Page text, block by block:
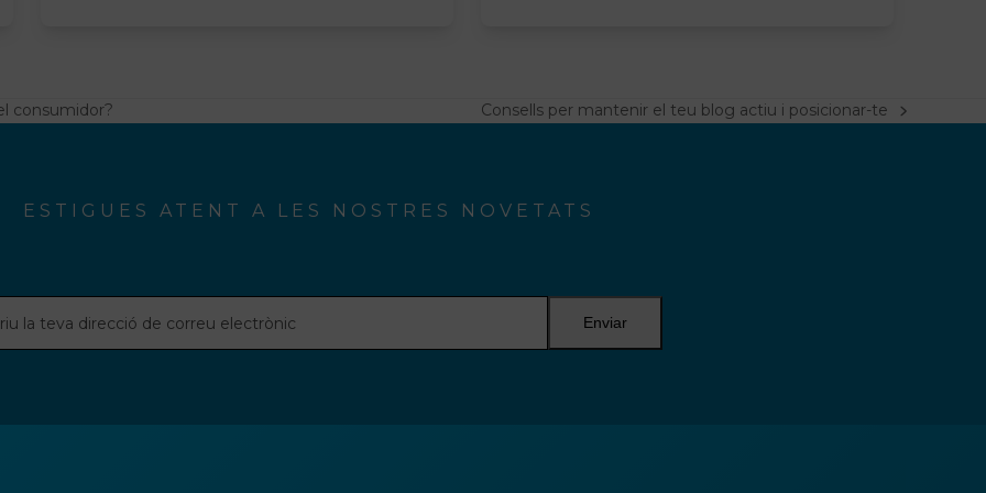
consumidor?
següent
Consells per mantenir el teu blog actiu i posicionar-te
ESTIGUES ATENT A LES NOSTRES NOVETATS
Enviar